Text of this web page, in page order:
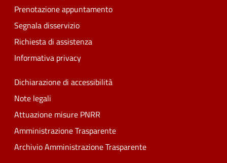
Prenotazione appuntamento
Segnala disservizio
Richiesta di assistenza
Informativa privacy
Dichiarazione di accessibilità
Note legali
Attuazione misure PNRR
Amministrazione Trasparente
Archivio Amministrazione Trasparente